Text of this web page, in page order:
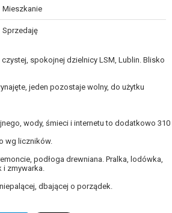
Mieszkanie
Sprzedaję
spokojnej dzielnicy LSM, Lublin. Blisko
jeden pozostaje wolny, do użytku
wody, śmieci i internetu to dodatkowo 310
wg liczników.
podłoga drewniana. Pralka, lodówka,
zmywarka.
dbającej o porządek.